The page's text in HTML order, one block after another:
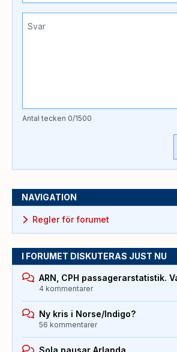
Antal tecken 0/1500
NAVIGATION
Regler för forumet
I FORUMET DISKUTERAS JUST NU
ARN, CPH passagerarstatistik.
4 kommentarer
Ny kris i Norse/Indigo?
56 kommentarer
Sola pausar Arlanda